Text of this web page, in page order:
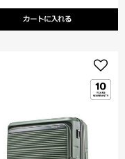
カートに入れる